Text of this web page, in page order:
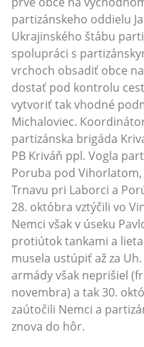
partizánskeho oddielu
Ukrajinského štábu
spolupráci s
vrchoch obsadiť obce
dostať pod kontrolu
vytvoriť tak vhodné
Michaloviec.
partizánska brigáda
PB Kriváň ppl. Vogla
Poruba pod Vihorlatom,
Trnavu pri Laborci a
28. októbra vztýčili vo
Nemci však v úseku
protiútok tankami a
musela ustúpiť až za
armády však neprišiel
novembra) a tak 30.
zaútočili Nemci a
znova do hôr.